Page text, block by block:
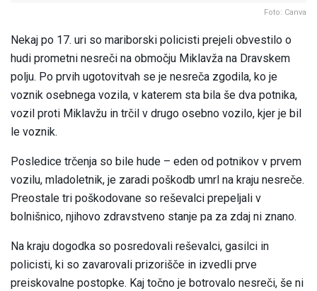
Foto: Canva
Nekaj po 17. uri so mariborski policisti prejeli obvestilo o
hudi prometni nesreči na območju Miklavža na Dravskem
polju. Po prvih ugotovitvah se je nesreča zgodila, ko je
voznik osebnega vozila, v katerem sta bila še dva potnika,
vozil proti Miklavžu in trčil v drugo osebno vozilo, kjer je bil
le voznik.
Posledice trčenja so bile hude – eden od potnikov v prvem
vozilu, mladoletnik, je zaradi poškodb umrl na kraju nesreče.
Preostale tri poškodovane so reševalci prepeljali v
bolnišnico, njihovo zdravstveno stanje pa za zdaj ni znano.
Na kraju dogodka so posredovali reševalci, gasilci in
policisti, ki so zavarovali prizorišče in izvedli prve
preiskovalne postopke. Kaj točno je botrovalo nesreči, še ni